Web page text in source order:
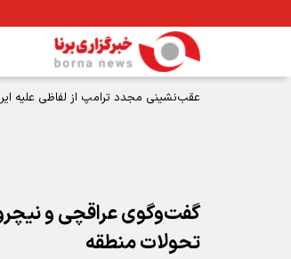
حملات آمریکا و عربستان به عراق؛ انفجار
گفت‌وگوی عراقچی و
تحولات منطقه